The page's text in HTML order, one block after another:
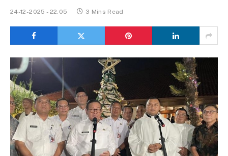
24-12-2025 - 22.05 3 Mins Read